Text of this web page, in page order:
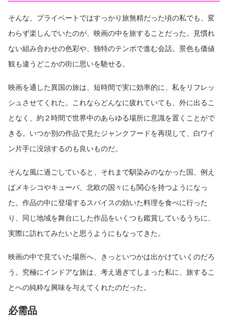
そんな、プライベートではすっかり旅無精だった頃の私でも、変
わらず楽しんでいたのが、映画の中を旅することだった。見慣れ
ない組み合わせの色彩や、独特のテンポで進む会話。景色も価値
観も違うどこかの街に思いを馳せる。
映画を通した異国の旅は、短時間で実に効率的に、私をリフレッ
シュさせてくれた。これならどんなに疲れていても、外に出るこ
となく、約２時間で世界中のあらゆる場所に意識を置くことがで
きる。いつか別の作品で見たジャンクフードを再現して、白ワイ
ン片手に没頭するのも良いものだ。
そんな風に過ごしていると、それまで馴染みのなかった国、例え
ばメキシコやキューバ、北欧の国々にも関心を持つようになっ
た。作品の中に登場するスパイスの効いた料理を食べに行った
り、同じ地域を舞台にした作品をいくつも鑑賞しているうちに、
実際に訪れてみたいと思うようにもなってきた。
映画の中で見ていた場所へ、きっといつかは出かけていくのだろ
う。究極にインドアな旅は、考え過ぎてしまった私に、旅するこ
とへの純粋な興味を与えてくれたのだった。
必需品